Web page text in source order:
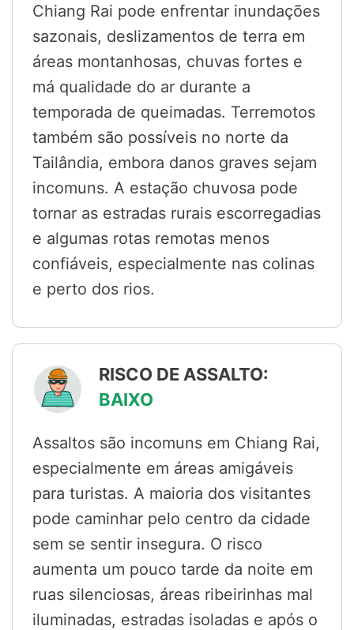
Chiang Rai pode enfrentar inundações
sazonais, deslizamentos de terra em
áreas montanhosas, chuvas fortes e
má qualidade do ar durante a
temporada de queimadas. Terremotos
também são possíveis no norte da
Tailândia, embora danos graves sejam
incomuns. A estação chuvosa pode
tornar as estradas rurais escorregadias
e algumas rotas remotas menos
confiáveis, especialmente nas colinas
e perto dos rios.
RISCO DE ASSALTO:
BAIXO
Assaltos são incomuns em Chiang Rai,
especialmente em áreas amigáveis
para turistas. A maioria dos visitantes
pode caminhar pelo centro da cidade
sem se sentir insegura. O risco
aumenta um pouco tarde da noite em
ruas silenciosas, áreas ribeirinhas mal
iluminadas, estradas isoladas e após o